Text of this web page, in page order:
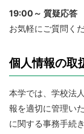
19:00～ 質疑応答
お気軽にご質問くだ
個人情報の取
本学では、学校法
報を適切に管理い
に関する事務手続